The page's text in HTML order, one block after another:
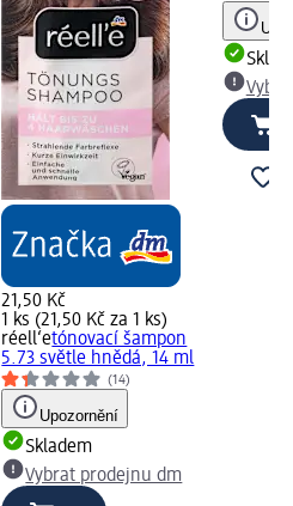
21,50 Kč
1 ks (21,50 Kč za 1 ks)
réell‘etónovací šampon
5.73 světle hnědá, 14 ml
(14)
Upozornění
Skladem
Vybrat prodejnu dm